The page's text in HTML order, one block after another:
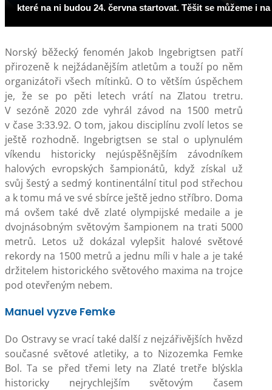
které na ni budou 24. června startovat. Těšit se můžeme i
Norský běžecký fenomén Jakob Ingebrigtsen patří
přirozeně k nejžádanějším atletům a touží po něm
organizátoři všech mítinků. O to větším úspěchem
je, že se po pěti letech vrátí na Zlatou tretru.
V sezóně 2020 zde vyhrál závod na 1500 metrů
v čase 3:33.92. O tom, jakou disciplínu zvolí letos se
ještě rozhodně. Ingebrigtsen se stal o uplynulém
víkendu historicky nejúspěšnějším závodníkem
halových evropských šampionátů, když získal už
svůj šestý a sedmý kontinentální titul pod střechou
a k tomu má ve své sbírce ještě jedno stříbro. Doma
má ovšem také dvě zlaté olympijské medaile a je
dvojnásobným světovým šampionem na trati 5000
metrů. Letos už dokázal vylepšit halové světové
rekordy na 1500 metrů a jednu míli v hale a je také
držitelem historického světového maxima na trojce
pod otevřeným nebem.
Manuel vyzve Femke
Do Ostravy se vrací také další z nejzářivějších hvězd
současné světové atletiky, a to Nizozemka Femke
Bol. Ta se před třemi lety na Zlaté tretře blýskla
historicky nejrychlejším světovým časem